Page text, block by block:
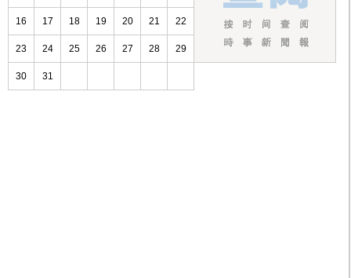
16 17 18 19 20 21 22
23 24 25 26 27 28 29
30 31